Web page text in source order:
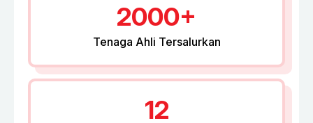
2000+
Tenaga Ahli Tersalurkan
12